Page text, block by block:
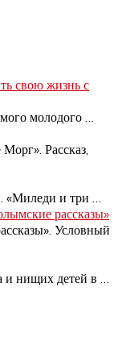
свою жизнь с
молодого
Рассказ,
«Миледи и три
рассказы»
Условный
и нищих детей в